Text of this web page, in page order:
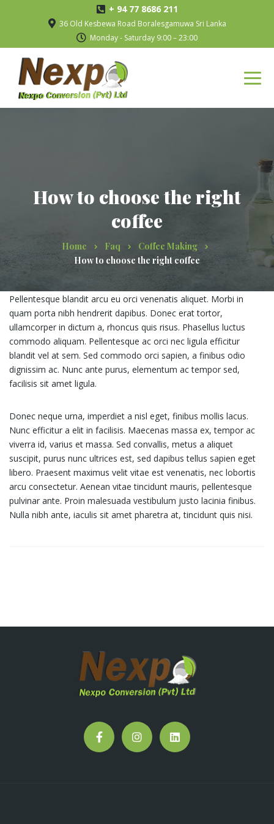
+ 94 77 8686 211
36 Old Kesbewa Road Boralesgamuwa Sri Lanka
Monday - Saturday 9:00 – 23:00
How to choose the right
coffee
Home Faq
Coffee Making
How to choose the right coffee
Pellentesque blandit arcu eu orci venenatis aliquet. Morbi in
quam porta nibh hendrerit dapibus. Donec erat tortor,
ullamcorper in dictum a, rhoncus quis risus. Phasellus luctus
commodo aliquam. Pellentesque ac orci nec ligula efficitur
blandit vel at sem. Sed commodo orci sapien, a finibus odio
dignissim ac. Nunc ante purus, elementum ac tempor sed,
facilisis sit amet ligula.
Donec neque urna, imperdiet a nisl eget, finibus mollis lacus.
Nunc efficitur a elit in facilisis. Maecenas massa ex, tempor ac
viverra id, varius et massa. Sed convallis, metus a aliquet
suscipit, purus nunc ultrices est, sed dapibus tellus sapien eget
libero. Praesent maximus velit vitae est venenatis, nec lobortis
arcu consectetur. Aenean vitae tincidunt mauris, pellentesque
pulvinar ante. Proin malesuada vestibulum justo lacinia finibus.
Nulla nibh ante, iaculis sit amet pharetra at, tincidunt quis nisi.